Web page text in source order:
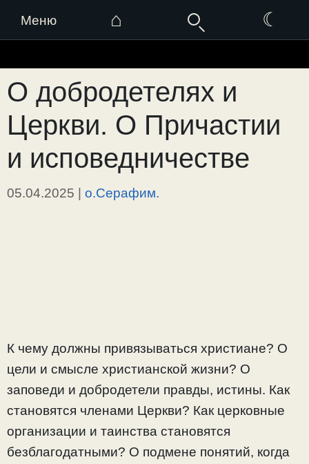
Меню ⌂ ☾
к
содержимому
О добродетелях и
Церкви. О Причастии
и исповедничестве
05.04.2025 | о.Серафим.
К чему должны привязываться христиане? О
цели и смысле христианской жизни? О
заповеди и добродетели правды, истины. Как
становятся членами Церкви? Как церковные
организации и таинства становятся
безблагодатными? О подмене понятий, когда